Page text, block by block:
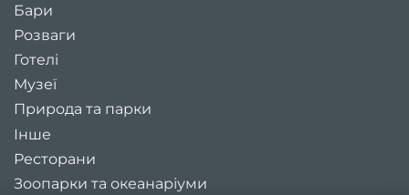
Бари
Розваги
Готелі
Музеї
Природа та парки
Інше
Ресторани
Зоопарки та океанаріуми